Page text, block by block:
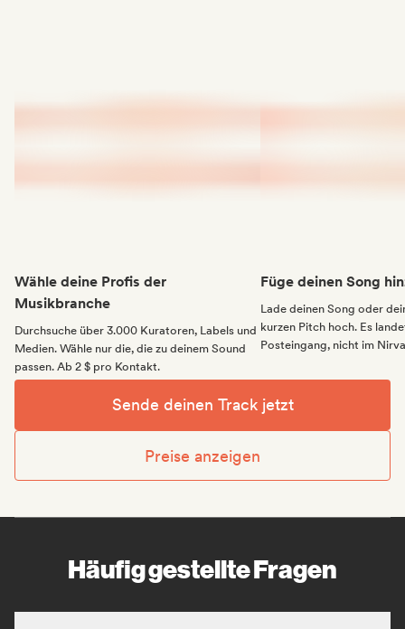
Wähle deine Profis der
Musikbranche
Durchsuche über 3.000 Kuratoren, Labels und
Medien. Wähle nur die, die zu deinem Sound
passen. Ab 2 $ pro Kontakt.
Füge deinen Song
Lade deinen Song oder
kurzen Pitch hoch. Es
Posteingang, nicht im
Sende deinen Track jetzt
Preise anzeigen
Häufig gestellte Fragen